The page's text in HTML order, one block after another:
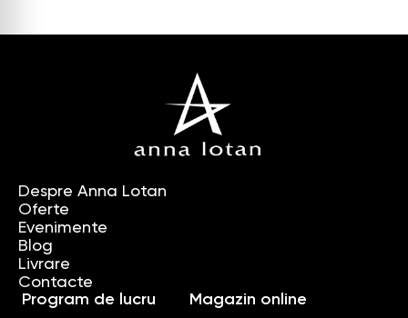
Despre Anna Lotan
Oferte
Evenimente
Blog
Livrare
Contacte
Magazin online
Program de lucru